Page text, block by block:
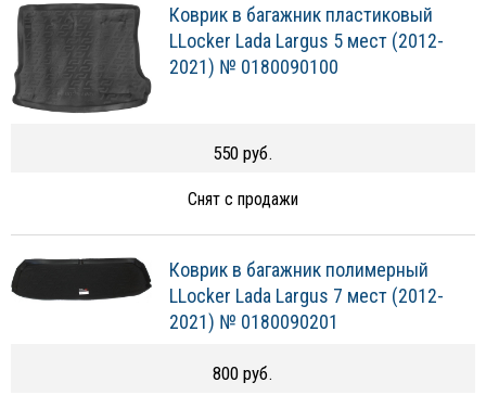
Коврик в багажник пластиковый
LLocker Lada Largus 5 мест (2012-
2021) № 0180090100
550 руб.
Снят с продажи
Коврик в багажник полимерный
LLocker Lada Largus 7 мест (2012-
2021) № 0180090201
800 руб.